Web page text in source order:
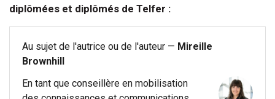
diplômées et diplômés de Telfer :
Au sujet de l'autrice ou de l'auteur — Mireille
Brownhill
En tant que conseillère en mobilisation